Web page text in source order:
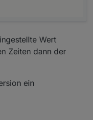
Wert
Zeiten dann der
ein